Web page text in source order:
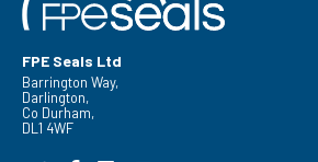
FPE Seals Ltd
Barrington Way,
Darlington,
Co Durham,
DL1 4WF